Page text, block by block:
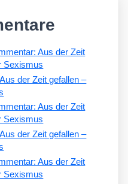
Aus der Zeit
Sexismus
der Zeit gefallen –
Aus der Zeit
Sexismus
der Zeit gefallen –
Aus der Zeit
Sexismus